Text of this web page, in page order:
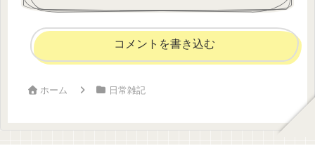
コメントを書き込む
ホーム 日常雑記